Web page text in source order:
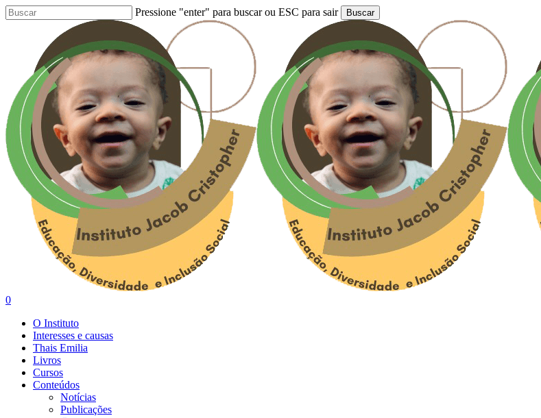
Skip
to
Pressione "enter" para buscar ou ESC para sair Buscar
Buscar..
0
O Instituto
Interesses e causas
Thais Emilia
Livros
Cursos
Conteúdos
Notícias
Publicações